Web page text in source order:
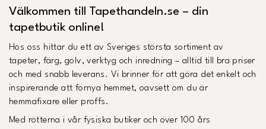
Välkommen till Tapethandeln.se – din
tapetbutik online!
Hos oss hittar du ett av Sveriges största sortiment av
tapeter, färg, golv, verktyg och inredning – alltid till bra priser
och med snabb leverans. Vi brinner för att göra det enkelt och
inspirerande att förnya hemmet, oavsett om du är
hemmafixare eller proffs.
Med rötterna i vår fysiska butiker och över 100 års